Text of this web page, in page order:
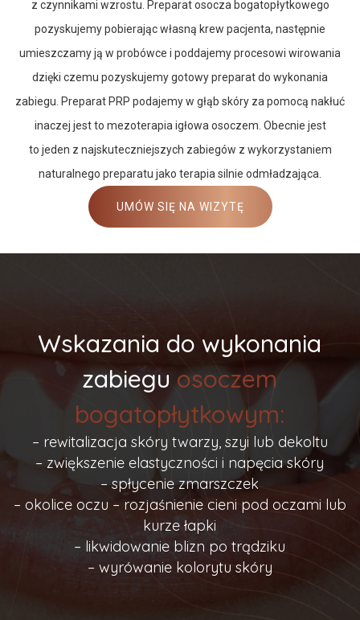
z czynnikami wzrostu. Preparat osocza bogatopłytkowego
pozyskujemy pobierając własną krew pacjenta, następnie
umieszczamy ją w probówce i poddajemy procesowi wirowania
dzięki czemu pozyskujemy gotowy preparat do wykonania
zabiegu. Preparat PRP podajemy w głąb skóry za pomocą nakłuć
inaczej jest to mezoterapia igłowa osoczem. Obecnie jest
to jeden z najskuteczniejszych zabiegów z wykorzystaniem
naturalnego preparatu jako terapia silnie odmładzająca.
UMÓW SIĘ NA WIZYTĘ
Wskazania do wykonania
zabieguosoczem
bogatopłytkowym:
– rewitalizacja skóry twarzy, szyi lub dekoltu
– zwiększenie elastyczności i napęcia skóry
– spłycenie zmarszczek
– okolice oczu – rozjaśnienie cieni pod oczami lub
kurze łapki
– likwidowanie blizn po trądziku
– wyrówanie kolorytu skóry